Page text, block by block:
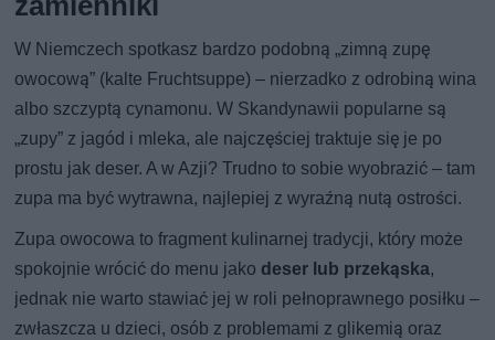
W Niemczech spotkasz bardzo podobną „zimną zupę
owocową” (kalte Fruchtsuppe) – nierzadko z odrobiną wina
albo szczyptą cynamonu. W Skandynawii popularne są
„zupy” z jagód i mleka, ale najczęściej traktuje się je po
prostu jak deser. A w Azji? Trudno to sobie wyobrazić – tam
zupa ma być wytrawna, najlepiej z wyraźną nutą ostrości.
Zupa owocowa to fragment kulinarnej tradycji, który może
spokojnie wrócić do menu jako deser lub przekąska,
jednak nie warto stawiać jej w roli pełnoprawnego posiłku –
zwłaszcza u dzieci, osób z problemami z glikemią oraz